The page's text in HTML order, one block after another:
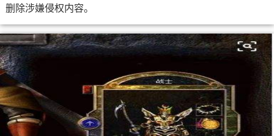
删除涉嫌侵权内容。